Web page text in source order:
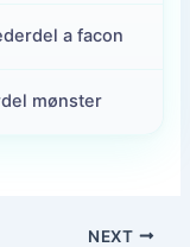
a facon
mønster
NEXT